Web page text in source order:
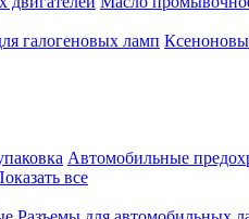
галогеновых ламп
Автомобильные
все